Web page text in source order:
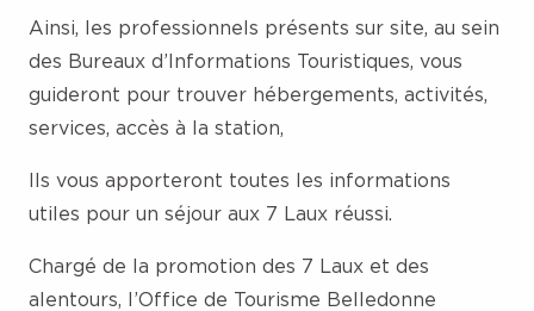
Ainsi, les professionnels présents sur site, au sein
des Bureaux d’Informations Touristiques, vous
guideront pour trouver hébergements, activités,
services, accès à la station,
Ils vous apporteront toutes les informations
utiles pour un séjour aux 7 Laux réussi.
Chargé de la promotion des 7 Laux et des
alentours, l’Office de Tourisme Belledonne